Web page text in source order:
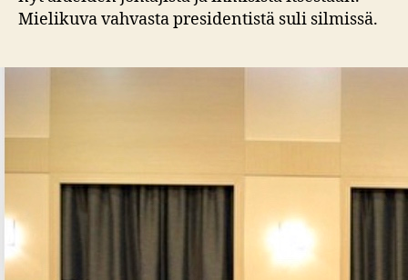
Mielikuva vahvasta presidentistä suli silmissä.